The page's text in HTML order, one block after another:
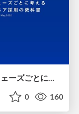
創業期からシリーズAまで、 組織フェーズごとに考える エンジニア採用の教科書
0 160